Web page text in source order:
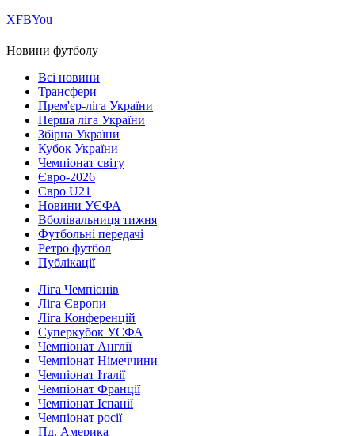
ХFBYou
Новини футболу
Всі новини
Трансфери
Прем'єр-ліга України
Перша ліга України
Збірна України
Кубок України
Чемпіонат світу
Євро-2026
Євро U21
Новини УЄФА
Вболівальниця тижня
Футбольні передачі
Ретро футбол
Публікації
Ліга Чемпіонів
Ліга Європи
Ліга Конференцій
Суперкубок УЄФА
Чемпіонат Англії
Чемпіонат Німеччини
Чемпіонат Італії
Чемпіонат Франції
Чемпіонат Іспанії
Чемпіонат росії
Пд. Америка